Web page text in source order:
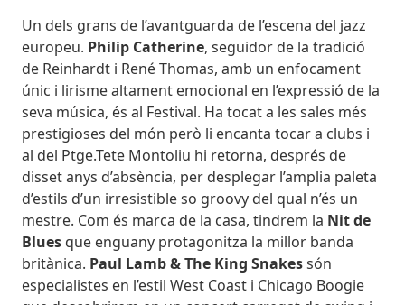
Un dels grans de l’avantguarda de l’escena del jazz
europeu. Philip Catherine, seguidor de la tradició
de Reinhardt i René Thomas, amb un enfocament
únic i lirisme altament emocional en l’expressió de la
seva música, és al Festival. Ha tocat a les sales més
prestigioses del món però li encanta tocar a clubs i
al del Ptge.Tete Montoliu hi retorna, després de
disset anys d’absència, per desplegar l’amplia paleta
d’estils d’un irresistible so groovy del qual n’és un
mestre. Com és marca de la casa, tindrem la Nit de
Blues que enguany protagonitza la millor banda
britànica. Paul Lamb & The King Snakessón
especialistes en l’estil West Coast i Chicago Boogie